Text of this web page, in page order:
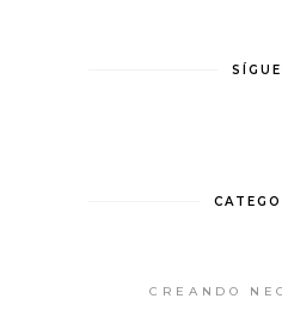
CREANDO